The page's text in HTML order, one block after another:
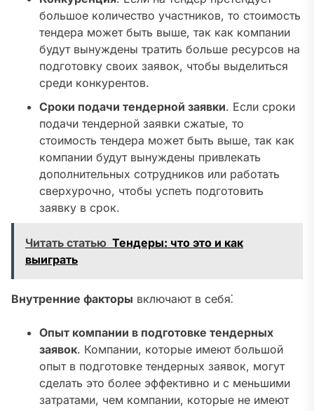
большое количество участников, то стоимость
тендера может быть выше, так как компании
будут вынуждены тратить больше ресурсов на
подготовку своих заявок, чтобы выделиться
среди конкурентов.
Сроки подачи тендерной заявки. Если сроки
подачи тендерной заявки сжатые, то
стоимость тендера может быть выше, так как
компании будут вынуждены привлекать
дополнительных сотрудников или работать
сверхурочно, чтобы успеть подготовить
заявку в срок.
Читать статью Тендеры: что это и как
выиграть
Внутренние факторы включают в себя⁚
Опыт компании в подготовке тендерных
заявок. Компании, которые имеют большой
опыт в подготовке тендерных заявок, могут
сделать это более эффективно и с меньшими
затратами, чем компании, которые не имеют